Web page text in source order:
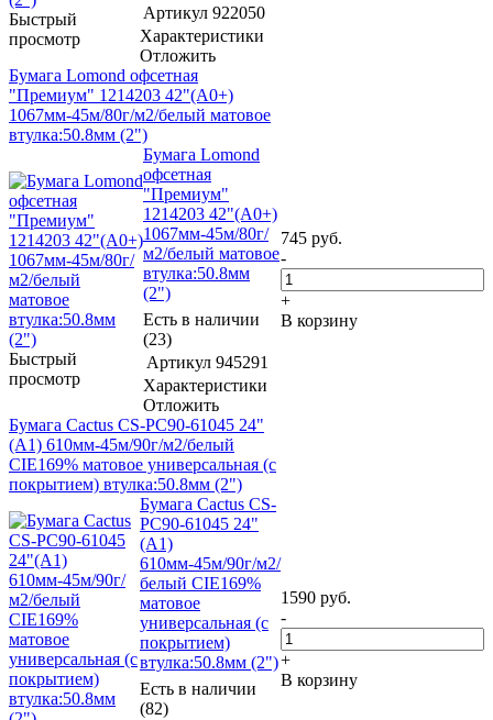
Быстрый
просмотр
Артикул 922050
Характеристики
Отложить
Бумага Lomond офсетная
"Премиум" 1214203 42"(A0+)
1067мм-45м/80г/м2/белый матовое
втулка:50.8мм (2")
Быстрый
просмотр
Бумага Lomond
офсетная
"Премиум"
1214203 42"(A0+)
1067мм-45м/80г/
м2/белый матовое
втулка:50.8мм
(2")
Есть в наличии
(23)
Артикул 945291
Характеристики
Отложить
745 руб.
-
+
В корзину
Бумага Cactus CS-PC90-61045 24"
(A1) 610мм-45м/90г/м2/белый
CIE169% матовое универсальная (с
покрытием) втулка:50.8мм (2")
Бумага Cactus CS-
PC90-61045 24"
(A1)
610мм-45м/90г/м2/
белый CIE169%
матовое
универсальная (с
покрытием)
втулка:50.8мм (2")
Есть в наличии
(82)
1590 руб.
-
+
В корзину